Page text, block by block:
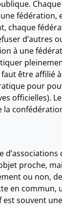
fédération,
chaque
d’autres
à une
être affilié
pour
officielles).
la
proche,
ou non,
en commun,
est souvent